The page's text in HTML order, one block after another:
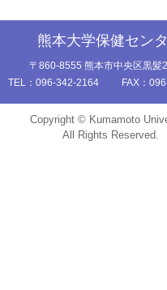
熊本大学保健セン
〒860-8555 熊本市中央区黒髪
TEL： 096-342-2164 FAX：
Copyright © Kumamoto
All Rights Reserved.